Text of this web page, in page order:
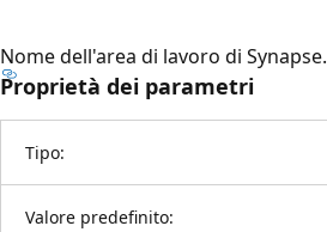
Nome dell'area di lavoro di Synapse.
Proprietà dei parametri
Tipo:
Valore predefinito: